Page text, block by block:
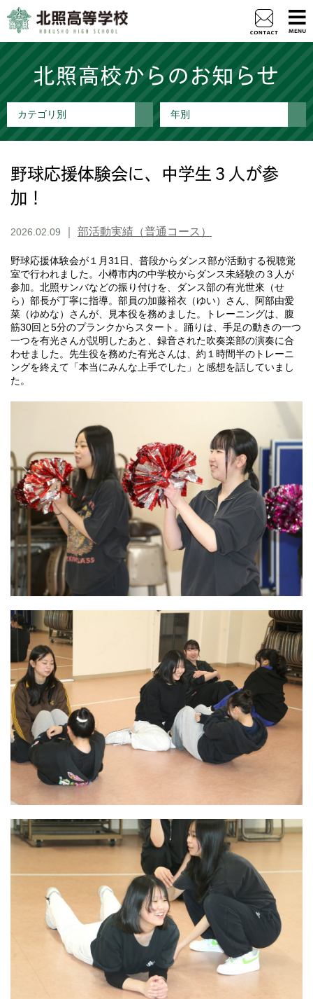
北照高校からのお知らせ
カテゴリ別 年別
野球応援体験会に、中学生３人が参
加！
2026.02.09 部活動実績（普通コース）
野球応援体験会が１月31日、普段からダンス部が活動する視聴覚
室で行われました。小樽市内の中学校からダンス未経験の３人が
参加。北照サンバなどの振り付けを、ダンス部の有光世來（せ
ら）部長が丁寧に指導。部員の加藤裕衣（ゆい）さん、阿部由愛
菜（ゆめな）さんが、見本役を務めました。トレーニングは、腹
筋30回と5分のプランクからスタート。踊りは、手足の動きの一つ
一つを有光さんが説明したあと、録音された吹奏楽部の演奏に合
わせました。先生役を務めた有光さんは、約１時間半のトレーニ
ングを終えて「本当にみんな上手でした」と感想を話していまし
た。